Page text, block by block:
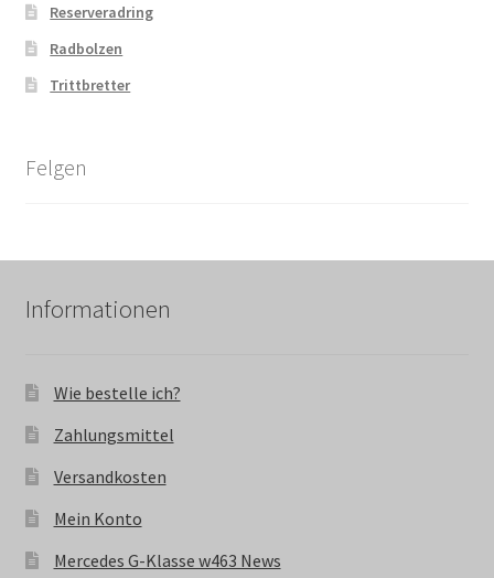
Reserveradring
Radbolzen
Trittbretter
Felgen
Informationen
Wie bestelle ich?
Zahlungsmittel
Versandkosten
Mein Konto
Mercedes G-Klasse w463 News